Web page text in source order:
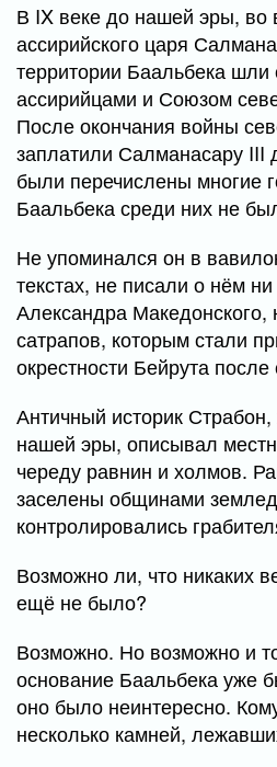
В IX веке до нашей эры, во
ассирийского царя
территории Баальбека
ассирийцами и Союзом
После окончания войны
заплатили Салманасару III
были перечислены многие
Баальбека среди них не
Не упоминался он в
текстах, не писали о нём
Александра Македонского,
сатрапов, которым стали
окрестности Бейрута
Античный историк
нашей эры, описывал
череду равнин и холмов.
заселены общинами
контролировались
Возможно ли, что никаких
ещё не было?
Возможно. Но возможно и
основание Баальбека уже
оно было неинтересно.
несколько камней,